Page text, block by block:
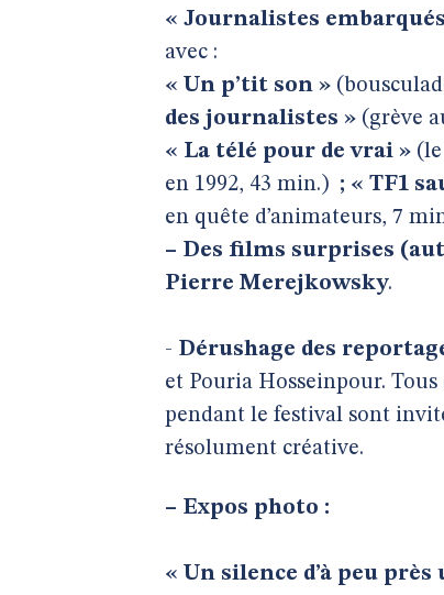
« Journalistes
avec :
« Un p’tit son »
des journalistes » (grève
« La télé pour de vrai »
en 1992, 43 min.) ; « TF1
en quête d’animateurs, 7
– Des films surprises
Pierre Merejkowsky.
- Dérushage des
et Pouria Hosseinpour.
pendant le festival sont
résolument créative.
– Expos photo :
« Un silence d’à peu